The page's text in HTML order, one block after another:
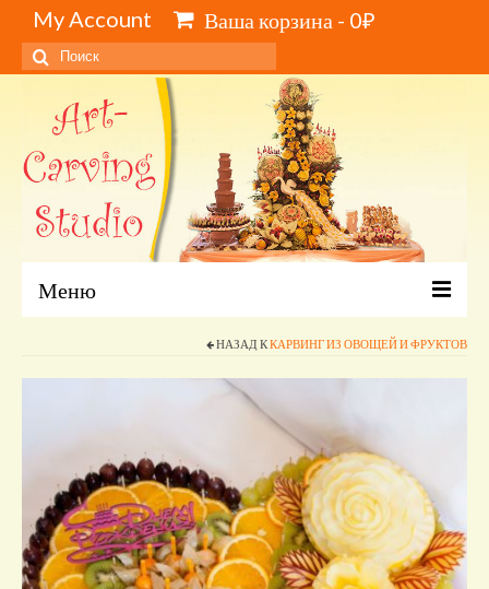
My Account Ваша корзина - 0₽
Искать:
Меню
Обучение карвингу, свиту, видеокурсы
Инструменты
Отзывы о нас
Контакты/доставка
НАЗАД ККАРВИНГ ИЗ ОВОЩЕЙ И ФРУКТОВ